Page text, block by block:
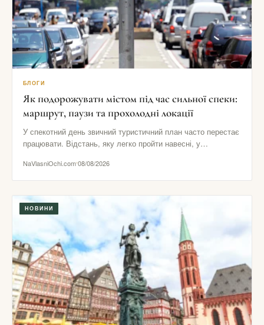
БЛОГИ
Як подорожувати містом під час сильної спеки:
маршрут, паузи та прохолодні локації
У спекотний день звичний туристичний план часто перестає
працювати. Відстань, яку легко пройти навесні, у
NaVlasniOchi.com08/08/2026
НОВИНИ